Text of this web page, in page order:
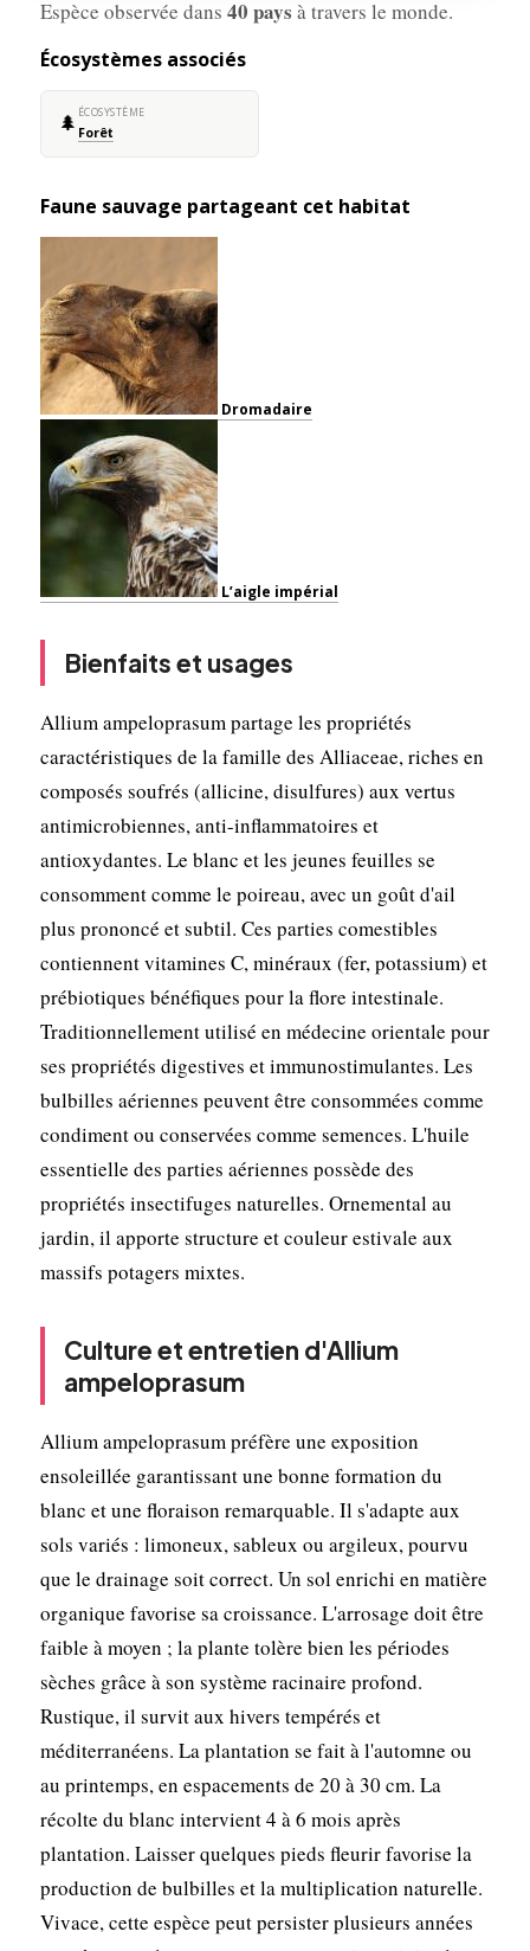
Espèce observée dans 40 pays à travers le monde.
Écosystèmes associés
🌲 ÉCOSYSTÈME
Forêt
Faune sauvage partageant cet habitat
Dromadaire
L’aigle impérial
Bienfaits et usages
Allium ampeloprasum partage les propriétés
caractéristiques de la famille des Alliaceae, riches en
composés soufrés (allicine, disulfures) aux vertus
antimicrobiennes, anti-inflammatoires et
antioxydantes. Le blanc et les jeunes feuilles se
consomment comme le poireau, avec un goût d'ail
plus prononcé et subtil. Ces parties comestibles
contiennent vitamines C, minéraux (fer, potassium) et
prébiotiques bénéfiques pour la flore intestinale.
Traditionnellement utilisé en médecine orientale pour
ses propriétés digestives et immunostimulantes. Les
bulbilles aériennes peuvent être consommées comme
condiment ou conservées comme semences. L'huile
essentielle des parties aériennes possède des
propriétés insectifuges naturelles. Ornemental au
jardin, il apporte structure et couleur estivale aux
massifs potagers mixtes.
Culture et entretien d'Allium
ampeloprasum
Allium ampeloprasum préfère une exposition
ensoleillée garantissant une bonne formation du
blanc et une floraison remarquable. Il s'adapte aux
sols variés : limoneux, sableux ou argileux, pourvu
que le drainage soit correct. Un sol enrichi en matière
organique favorise sa croissance. L'arrosage doit être
faible à moyen ; la plante tolère bien les périodes
sèches grâce à son système racinaire profond.
Rustique, il survit aux hivers tempérés et
méditerranéens. La plantation se fait à l'automne ou
au printemps, en espacements de 20 à 30 cm. La
récolte du blanc intervient 4 à 6 mois après
plantation. Laisser quelques pieds fleurir favorise la
production de bulbilles et la multiplication naturelle.
Vivace, cette espèce peut persister plusieurs années